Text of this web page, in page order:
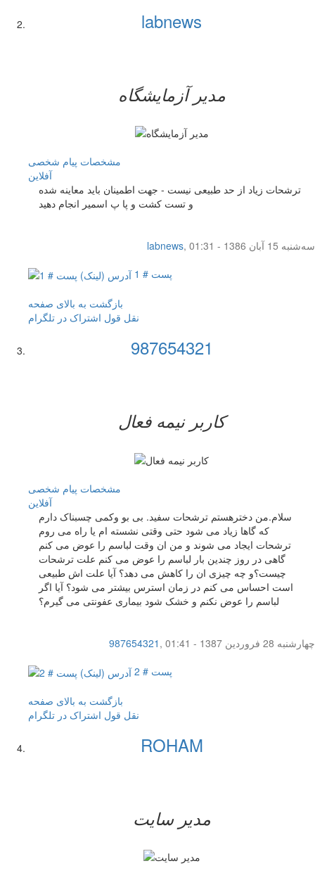
labnews
مدیر آزمایشگاه
مشخصات پیام شخصی
آفلاين
ترشحات زیاد از حد طبیعی نیست - جهت اطمینان باید معاینه شده
و تست کشت و پا پ اسمیر انجام دهید
labnews,
سه‌شنبه 15 آبان 1386 - 01:31
پست # 1
بازگشت به بالای صفحه
نقل قول اشتراک در تلگرام
987654321
کاربر نيمه فعال
مشخصات پیام شخصی
آفلاين
سلام.من دخترهستم ترشحات سفید. بی بو وکمی چسبناک دارم
که گاها زیاد می شود حتی وقتی نشسته ام یا راه می روم
ترشحات ایجاد می شوند و من ان وقت لباسم را عوض می کنم
گاهی در روز چندین بار لباسم را عوض می کنم علت ترشحات
چیست؟و چه چیزی ان را کاهش می دهد؟ آیا علت اش طبیعی
است احساس می کنم در زمان استرس بیشتر می شود؟ آیا اگر
لباسم را عوض نکنم و خشک شود بیماری عفونتی می گیرم؟
987654321 ,
چهار‌شنبه 28 فروردین 1387 - 01:41
پست # 2
بازگشت به بالای صفحه
نقل قول اشتراک در تلگرام
ROHAM
مدیر سایت